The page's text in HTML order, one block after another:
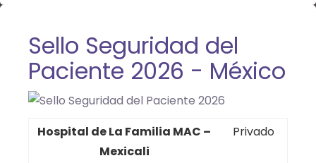
Sello Seguridad del
Paciente 2026 - México
Hospital de La Familia MAC –
Mexicali
Privado